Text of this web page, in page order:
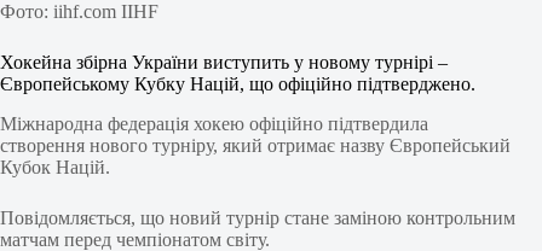
Фото: iihf.com IIHF
Хокейна збірна України виступить у новому турнірі –
Європейському Кубку Націй, що офіційно підтверджено.
Міжнародна федерація хокею офіційно підтвердила
створення нового турніру, який отримає назву Європейський
Кубок Націй.
Повідомляється, що новий турнір стане заміною контрольним
матчам перед чемпіонатом світу.